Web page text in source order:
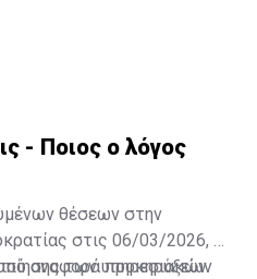
- Ποιος ο λόγος
θέσεων στην
στις 06/03/2026, η
των υπηρεσιακών
αναφορά προκηρύξεων